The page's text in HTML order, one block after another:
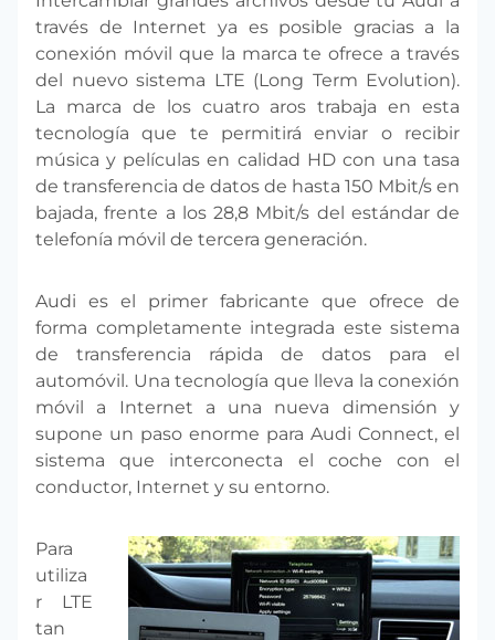
través de Internet ya es posible gracias a la
conexión móvil que la marca te ofrece a través
del nuevo sistema LTE (Long Term Evolution).
La marca de los cuatro aros trabaja en esta
tecnología que te permitirá enviar o recibir
música y películas en calidad HD con una tasa
de transferencia de datos de hasta 150 Mbit/s en
bajada, frente a los 28,8 Mbit/s del estándar de
telefonía móvil de tercera generación.
Audi es el primer fabricante que ofrece de
forma completamente integrada este sistema
de transferencia rápida de datos para el
automóvil. Una tecnología que lleva la conexión
móvil a Internet a una nueva dimensión y
supone un paso enorme para Audi Connect, el
sistema que interconecta el coche con el
conductor, Internet y su entorno.
Para
utiliza
r LTE
tan